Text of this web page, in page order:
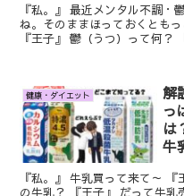
『私。』 最近メンタル不調・
ね。そのままほっておくとも
『王子』 鬱（うつ）って何？ 『私。』 確かに良く分からない人いる
健康・ダイエット
解
っ
は
牛
『私。』 牛乳買って来て～ 『王子』 はーいどの牛乳？ 『私。』 ど
の牛乳？ 『王子』 だって牛乳売り場に・牛乳・乳飲料・成分無調整